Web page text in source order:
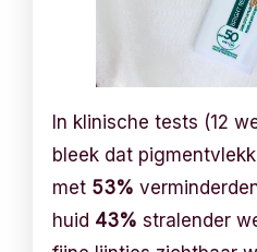
In klinische tests (12
bleek dat
met 53%
huid 43% stralender